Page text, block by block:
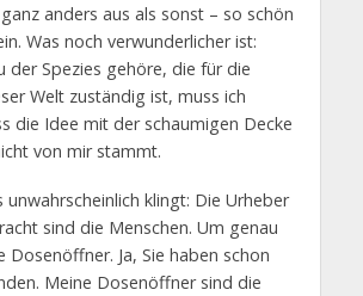
anders aus als sonst – so schön
Was noch verwunderlicher ist:
der Spezies gehöre, die für die
Welt zuständig ist, muss ich
die Idee mit der schaumigen Decke
von mir stammt.
unwahrscheinlich klingt: Die Urheber
sind die Menschen. Um genau
Dosenöffner. Ja, Sie haben schon
Meine Dosenöffner sind die